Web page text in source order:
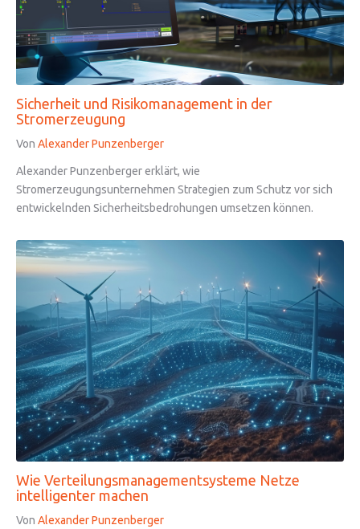
Sicherheit und Risikomanagement in der
Stromerzeugung
Von Alexander Punzenberger
Alexander Punzenberger erklärt, wie
Stromerzeugungsunternehmen Strategien zum Schutz vor sich
entwickelnden Sicherheitsbedrohungen umsetzen können.
Wie Verteilungsmanagementsysteme Netze
intelligenter machen
Von Alexander Punzenberger